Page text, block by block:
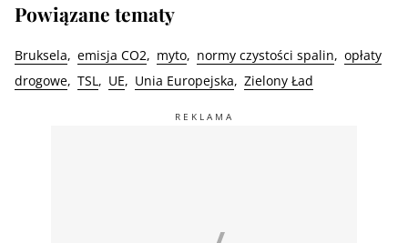
Powiązane tematy
Bruksela emisja CO2 myto normy czystości spalin
opłaty
drogowe TSL UE Unia Europejska Zielony Ład